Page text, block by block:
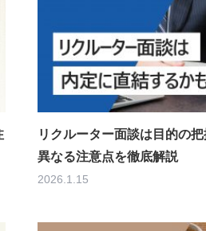
リクルーター面談は目的の把
異なる注意点を徹底解説
2026.1.15